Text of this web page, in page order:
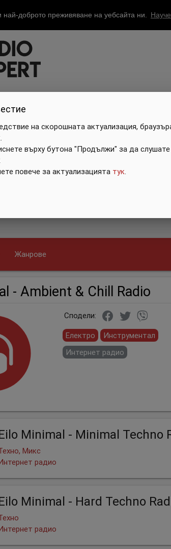
най-доброто преживяване на уебсайта ни.
Жанрове
- Ambient & Chill Radio
Сподели:
на скорошната актуализация,
върху бутона "Продължи" за да
повече за актуализацията тук
Електро
Инструментал
Интернет радио
Minimal - Minimal Techno
Микс
радио
Minimal - Hard Techno
радио